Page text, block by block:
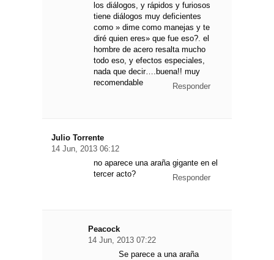
los diálogos, y rápidos y furiosos
tiene diálogos muy deficientes
como » dime como manejas y te
diré quien eres» que fue eso?. el
hombre de acero resalta mucho
todo eso, y efectos especiales,
nada que decir….buena!! muy
recomendable
Responder
Julio Torrente
14 Jun, 2013 06:12
no aparece una araña gigante en el
tercer acto?
Responder
Peacock
14 Jun, 2013 07:22
Se parece a una araña